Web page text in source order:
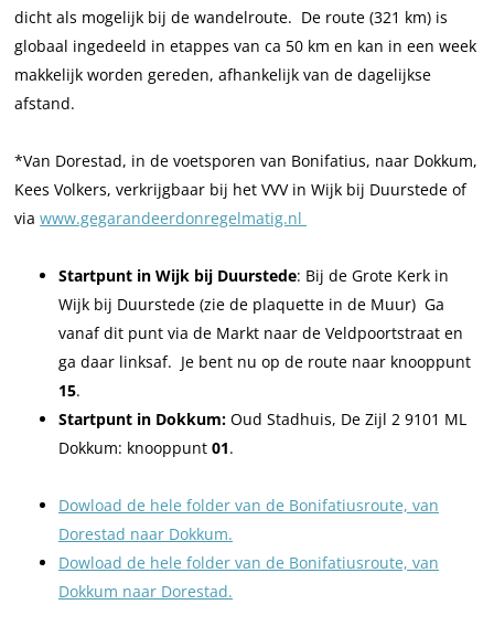
dicht als mogelijk bij de wandelroute. De route (321 km) is
globaal ingedeeld in etappes van ca 50 km en kan in een week
makkelijk worden gereden, afhankelijk van de dagelijkse
afstand.
*Van Dorestad, in de voetsporen van Bonifatius, naar Dokkum,
Kees Volkers, verkrijgbaar bij het VVV in Wijk bij Duurstede of
via www.gegarandeerdonregelmatig.nl
Startpunt in Wijk bij Duurstede: Bij de Grote Kerk in
Wijk bij Duurstede (zie de plaquette in de Muur) Ga
vanaf dit punt via de Markt naar de Veldpoortstraat en
ga daar linksaf. Je bent nu op de route naar knooppunt
15.
Startpunt in Dokkum: Oud Stadhuis, De Zijl 2 9101 ML
Dokkum: knooppunt 01.
Dowload de hele folder van de Bonifatiusroute, van
Dorestad naar Dokkum.
Dowload de hele folder van de Bonifatiusroute, van
Dokkum naar Dorestad.